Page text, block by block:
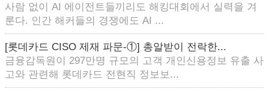
사람 없이 AI 에이전트들끼리도 해킹대회에서 실력을 겨
룬다. 인간 해커들의 경쟁에도 AI ...
[롯데카드 CISO 제재 파문-①] 총알받이 전락한...
금융감독원이 297만명 규모의 고객 개인신용정보 유출 사
고와 관련해 롯데카드 전현직 정보보...